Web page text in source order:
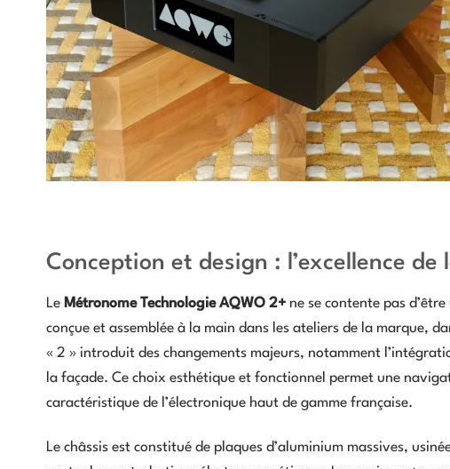
Conception et design : l’excellence
Le Métronome Technologie AQWO 2+ ne se contente pas
conçue et assemblée à la main dans les ateliers de la marque,
« 2 » introduit des changements majeurs, notamment
la façade. Ce choix esthétique et fonctionnel permet une
caractéristique de l’électronique haut de gamme française.
Le châssis est constitué de plaques d’aluminium massives,